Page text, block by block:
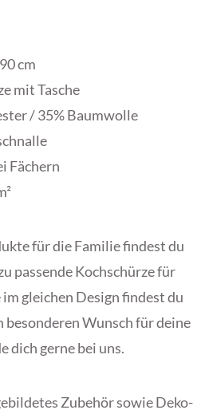
cm
mit Tasche
/ 35% Baumwolle
Fächern
für die Familie findest du
passende Kochschürze für
gleichen Design findest du
besonderen Wunsch für deine
dich gerne bei uns.
Zubehör sowie Deko-